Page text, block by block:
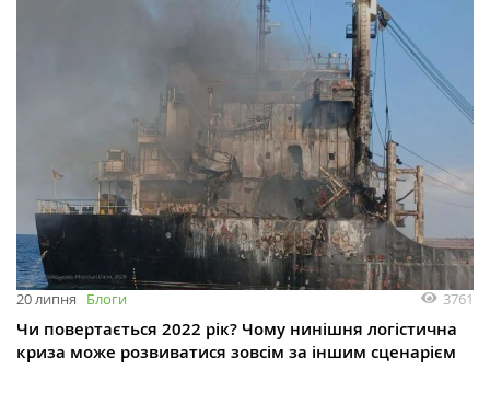
20 липня Блоги 3761
Чи повертається 2022 рік? Чому нинішня логістична
криза може розвиватися зовсім за іншим сценарієм